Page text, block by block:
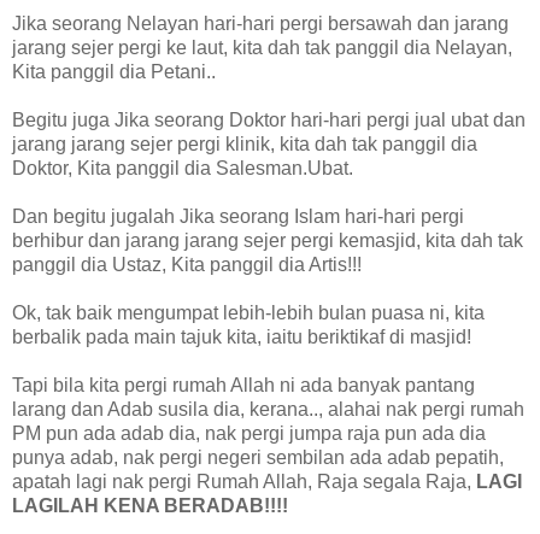
Jika seorang Nelayan hari-hari pergi bersawah dan jarang
jarang sejer pergi ke laut, kita dah tak panggil dia Nelayan,
Kita panggil dia Petani..
Begitu juga Jika seorang Doktor hari-hari pergi jual ubat dan
jarang jarang sejer pergi klinik, kita dah tak panggil dia
Doktor, Kita panggil dia Salesman.Ubat.
Dan begitu jugalah Jika seorang Islam hari-hari pergi
berhibur dan jarang jarang sejer pergi kemasjid, kita dah tak
panggil dia Ustaz, Kita panggil dia Artis!!!
Ok, tak baik mengumpat lebih-lebih bulan puasa ni, kita
berbalik pada main tajuk kita, iaitu beriktikaf di masjid!
Tapi bila kita pergi rumah Allah ni ada banyak pantang
larang dan Adab susila dia, kerana.., alahai nak pergi rumah
PM pun ada adab dia, nak pergi jumpa raja pun ada dia
punya adab, nak pergi negeri sembilan ada adab pepatih,
apatah lagi nak pergi Rumah Allah, Raja segala Raja, LAGI
LAGILAH KENA BERADAB!!!!